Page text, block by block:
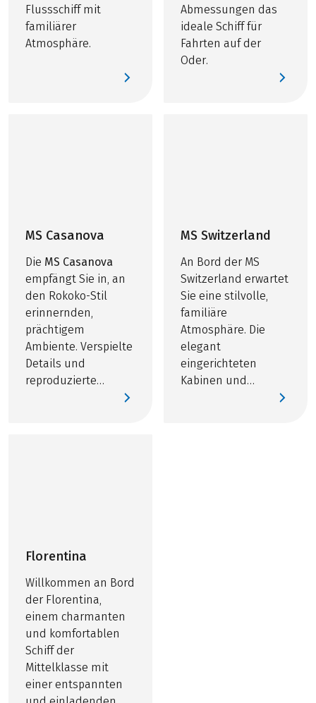
Flussschiff mit
familiärer
Atmosphäre.
Abmessungen das
ideale Schiff für
Fahrten auf der
Oder.
MS Casanova
Die MS Casanova
empfängt Sie in, an
den Rokoko-Stil
erinnernden,
prächtigem
Ambiente. Verspielte
Details und
reproduzierte
Gemälde bekannter
MS Switzerland
An Bord der MS
Switzerland erwartet
Sie eine stilvolle,
familiäre
Atmosphäre. Die
elegant
eingerichteten
Kabinen und
Florentina
Willkommen an Bord
der Florentina,
einem charmanten
und komfortablen
Schiff der
Mittelklasse mit
einer entspannten